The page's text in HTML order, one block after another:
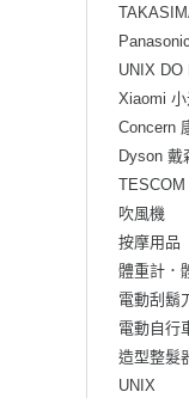
UNIX DO
Xiaomi
Concern
Dyson 戴
TESCOM
吹風機
按摩用品
體重計．
電動刮鬍
電動自行
造型整髮
UNIX